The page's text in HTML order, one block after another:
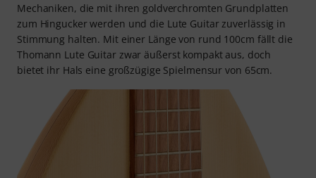
Mechaniken, die mit ihren goldverchromten Grundplatten
zum Hingucker werden und die Lute Guitar zuverlässig in
Stimmung halten. Mit einer Länge von rund 100cm fällt die
Thomann Lute Guitar zwar äußerst kompakt aus, doch
bietet ihr Hals eine großzügige Spielmensur von 65cm.